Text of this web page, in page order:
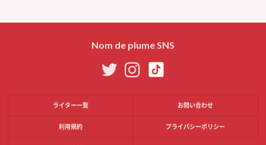
Nom de plume SNS
ライター一覧 お問い合わせ
利用規約 プライバシーポリシー